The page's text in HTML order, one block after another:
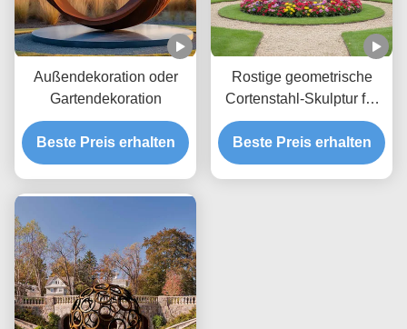
Außendekoration oder
Gartendekoration
Beste Preis erhalten
Rostige geometrische
Cortenstahl-Skulptur für
Außengarten-Dekoration
& Landschaftskunst
Beste Preis erhalten